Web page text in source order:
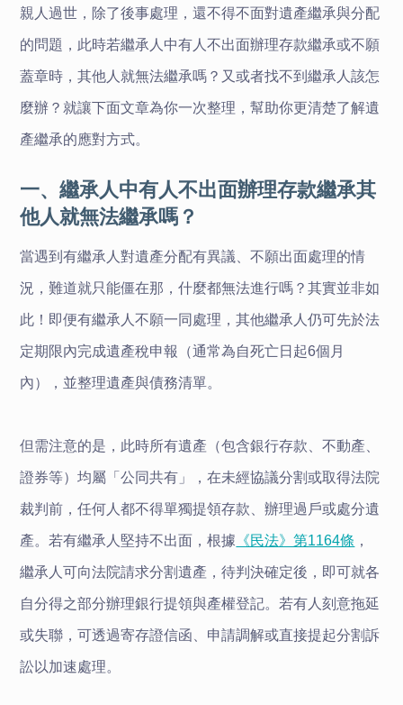
親人過世，除了後事處理，還不得不面對遺產繼承與分配
的問題，此時若繼承人中有人不出面辦理存款繼承或不願
蓋章時，其他人就無法繼承嗎？又或者找不到繼承人該怎
麼辦？就讓下面文章為你一次整理，幫助你更清楚了解遺
產繼承的應對方式。
一、繼承人中有人不出面辦理存款繼承其
他人就無法繼承嗎？
當遇到有繼承人對遺產分配有異議、不願出面處理的情
況，難道就只能僵在那，什麼都無法進行嗎？其實並非如
此！即便有繼承人不願一同處理，其他繼承人仍可先於法
定期限內完成遺產稅申報（通常為自死亡日起6個月
內），並整理遺產與債務清單。
但需注意的是，此時所有遺產（包含銀行存款、不動產、
證券等）均屬「公同共有」，在未經協議分割或取得法院
裁判前，任何人都不得單獨提領存款、辦理過戶或處分遺
產。若有繼承人堅持不出面，根據 《民法》第1164條 ，
繼承人可向法院請求分割遺產，待判決確定後，即可就各
自分得之部分辦理銀行提領與產權登記。若有人刻意拖延
或失聯，可透過寄存證信函、申請調解或直接提起分割訴
訟以加速處理。